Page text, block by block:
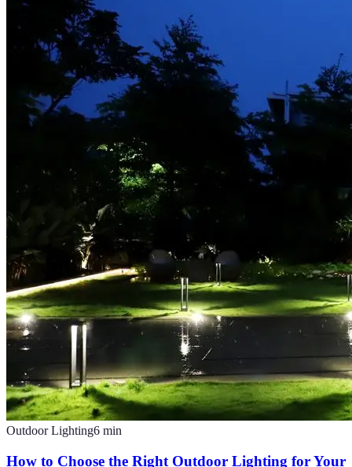
Outdoor Lighting6 min
How to Choose the Right Outdoor Lighting for Your